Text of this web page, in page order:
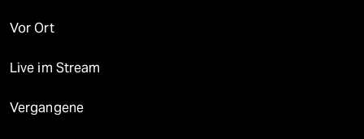
Vor Ort
Live im Stream
Vergangene